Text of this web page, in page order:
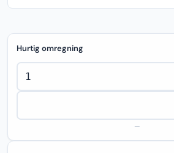
Hurtig omregning
—